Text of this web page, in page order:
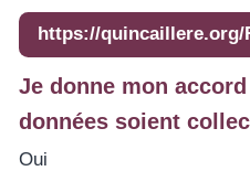
https://quincaillere.org/
Je donne mon
données soient
Oui